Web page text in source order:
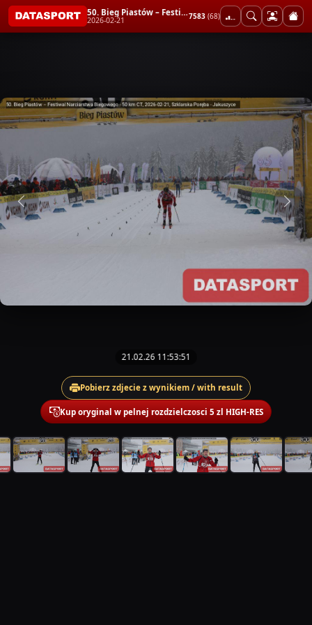
50. Bieg Piastów – Festiwal Narciarstwa Biegowego - 50 km CT
2026-02-21 7583 (68)
21.02.26 11:53:51
Pobierz zdjecie z wynikiem / with result
Kup oryginal w pelnej rozdzielczosci 5 zl HIGH-RES